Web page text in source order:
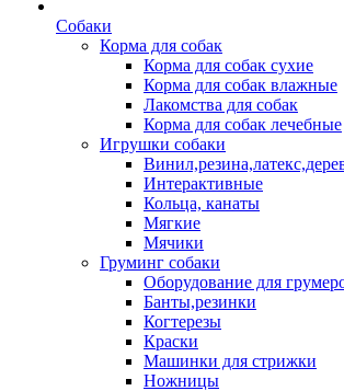
Собаки
Корма для собак
Корма для собак сухие
Корма для собак влажные
Лакомства для собак
Корма для собак лечебные
Игрушки собаки
Интерактивные
Кольца, канаты
Мягкие
Мячики
Груминг собаки
Оборудование для
Банты,резинки
Когтерезы
Краски
Машинки для стрижки
Ножницы